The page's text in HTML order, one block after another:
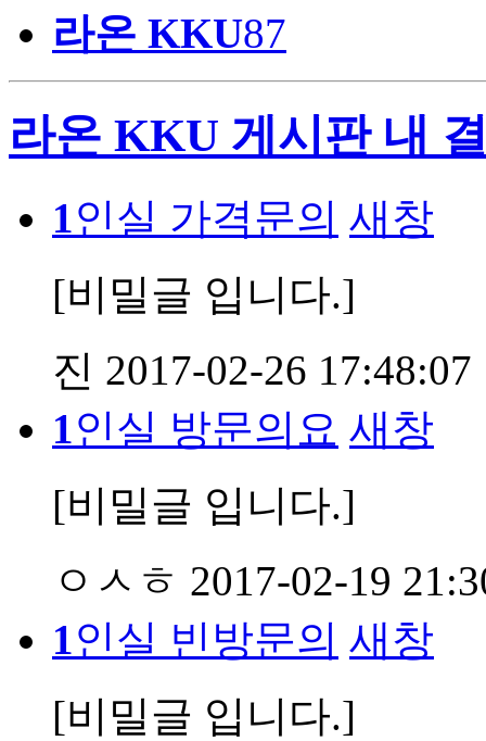
라온 KKU87
라온 KKU 게시판 내
1인실 가격문의 새창
[비밀글 입니다.]
진 2017-02-26 17:48:07
1인실 방문의요 새창
[비밀글 입니다.]
ㅇㅅㅎ 2017-02-19
1인실 빈방문의 새창
[비밀글 입니다.]